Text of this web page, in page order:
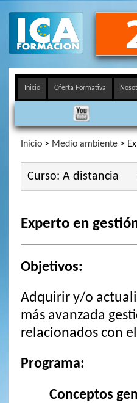
Inicio Oferta Formativa
Inicio> Medio ambiente>
Curso: A distancia
Experto en
Objetivos:
Adquirir y/o
más avanzada
relacionados con
Programa:
Conceptos